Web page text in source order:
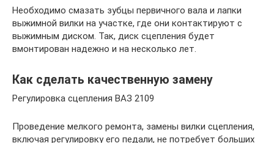
Необходимо смазать зубцы первичного вала и лапки
выжимной вилки на участке, где они контактируют с
выжимным диском. Так, диск сцепления будет
вмонтирован надежно и на несколько лет.
Как сделать качественную замену
Регулировка сцепления ВАЗ 2109
Проведение мелкого ремонта, замены вилки сцепления,
включая регулировку его педали, не потребует больших